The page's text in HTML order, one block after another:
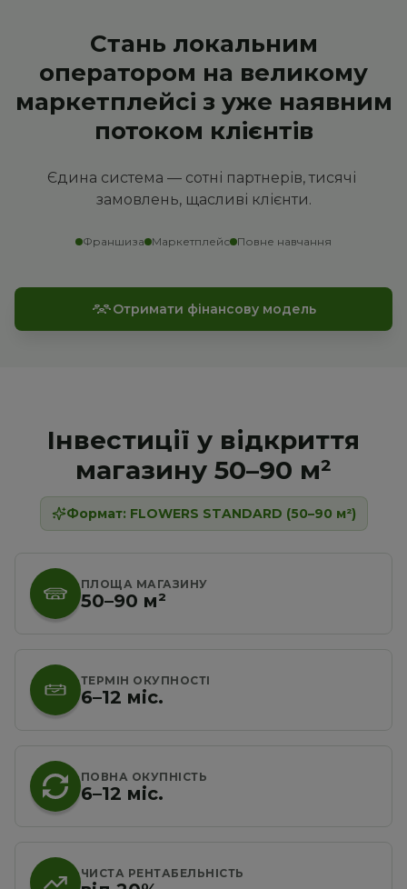
Стань локальним
оператором на великому
маркетплейсі з уже наявним
потоком клієнтів
Єдина система — сотні партнерів, тисячі
замовлень, щасливі клієнти.
Франшиза Маркетплейс Повне навчання
Отримати фінансову модель
Інвестиції у відкриття
магазину 50–90 м²
Формат: FLOWERS STANDARD (50–90 м²)
ПЛОЩА МАГАЗИНУ
50–90 м²
ТЕРМІН ОКУПНОСТІ
6–12 міс.
ПОВНА ОКУПНІСТЬ
6–12 міс.
ЧИСТА РЕНТАБЕЛЬНІСТЬ